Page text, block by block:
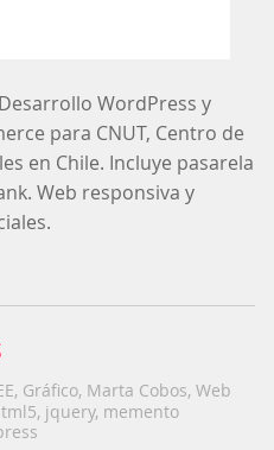
WordPress y
para CNUT, Centro de
en Chile. Incluye pasarela
Web responsiva y
, Gráfico, Marta Cobos, Web
, jquery, memento